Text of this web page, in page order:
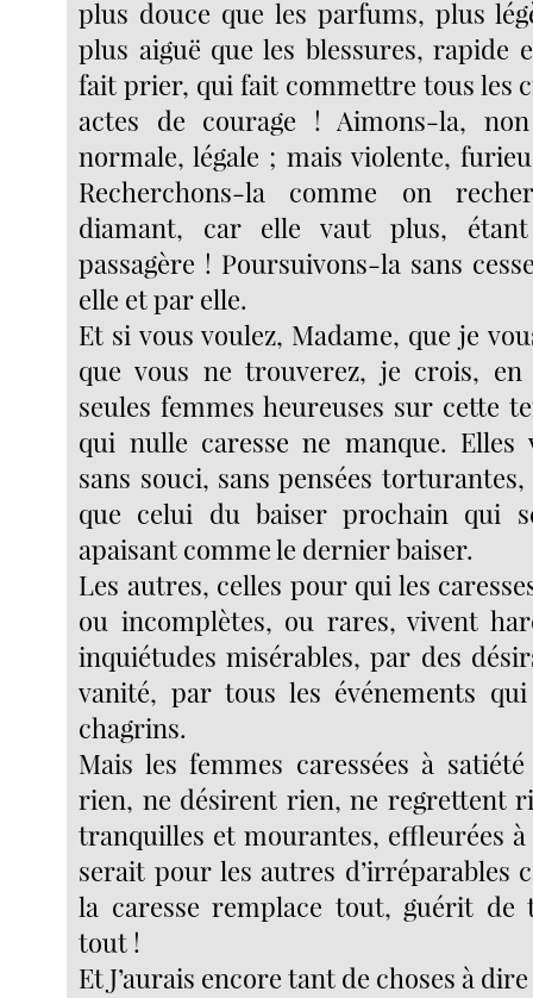
plus douce que les parfums, plus
plus aiguë que les blessures, rapide
fait prier, qui fait commettre tous les
actes de courage ! Aimons-la,
normale, légale ; mais violente,
Recherchons-la comme on
diamant, car elle vaut plus,
passagère ! Poursuivons-la sans
elle et par elle.
Et si vous voulez, Madame, que je
que vous ne trouverez, je crois,
seules femmes heureuses sur cette
qui nulle caresse ne manque. Elles
sans souci, sans pensées
que celui du baiser prochain qui
apaisant comme le dernier baiser.
Les autres, celles pour qui les
ou incomplètes, ou rares, vivent
inquiétudes misérables, par des
vanité, par tous les événements
chagrins.
Mais les femmes caressées à
rien, ne désirent rien, ne regrettent
tranquilles et mourantes, effleurées
serait pour les autres d’irréparables
la caresse remplace tout, guérit de
tout !
Et J’aurais encore tant de choses à